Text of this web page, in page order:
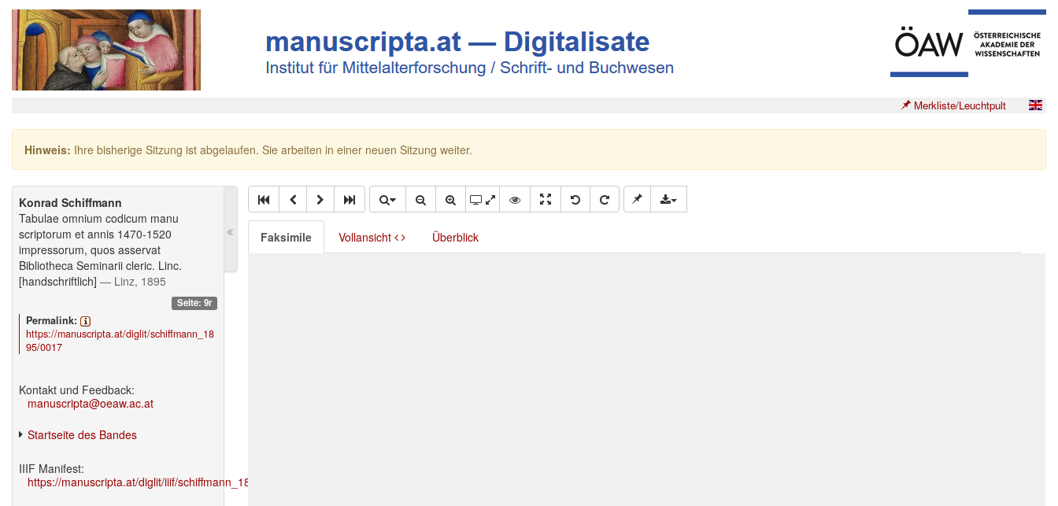
Merkliste/Leuchtpult
Hinweis: Ihre bisherige Sitzung ist abgelaufen. Sie arbeiten in einer neuen Sitzung weiter.
Konrad Schiffmann
Tabulae omnium codicum manu
scriptorum et annis 1470-1520
impressorum, quos asservat
Bibliotheca Seminarii cleric. Linc.
[handschriftlich] — Linz, 1895
Seite: 9r
Permalink:
https://manuscripta.at/diglit/schiffmann_18
95/0017
Kontakt und Feedback:
manuscripta@oeaw.ac.at
Startseite des Bandes
IIIF Manifest:
https://manuscripta.at/diglit/iiif/schiffmann_1895/manifest.json
Faksimile Vollansicht Überblick